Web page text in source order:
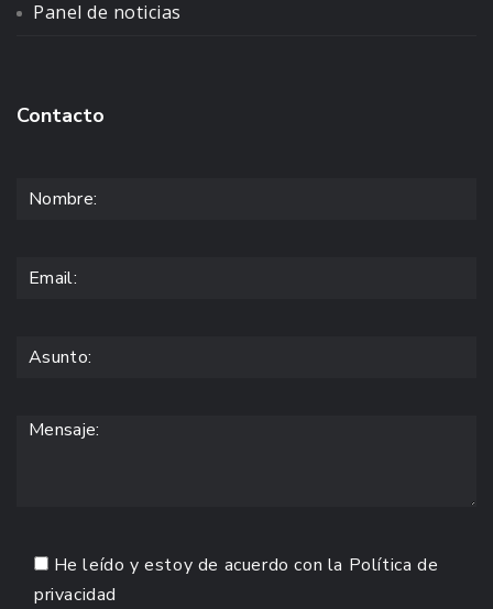
Panel de noticias
Contacto
He leído y estoy de acuerdo con la Política de
privacidad